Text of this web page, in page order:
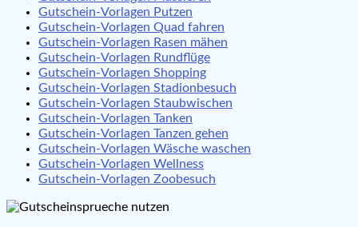
Gutschein-Vorlagen Putzen
Gutschein-Vorlagen Quad fahren
Gutschein-Vorlagen Rasen mähen
Gutschein-Vorlagen Rundflüge
Gutschein-Vorlagen Shopping
Gutschein-Vorlagen Stadionbesuch
Gutschein-Vorlagen Staubwischen
Gutschein-Vorlagen Tanken
Gutschein-Vorlagen Tanzen gehen
Gutschein-Vorlagen Wäsche waschen
Gutschein-Vorlagen Wellness
Gutschein-Vorlagen Zoobesuch